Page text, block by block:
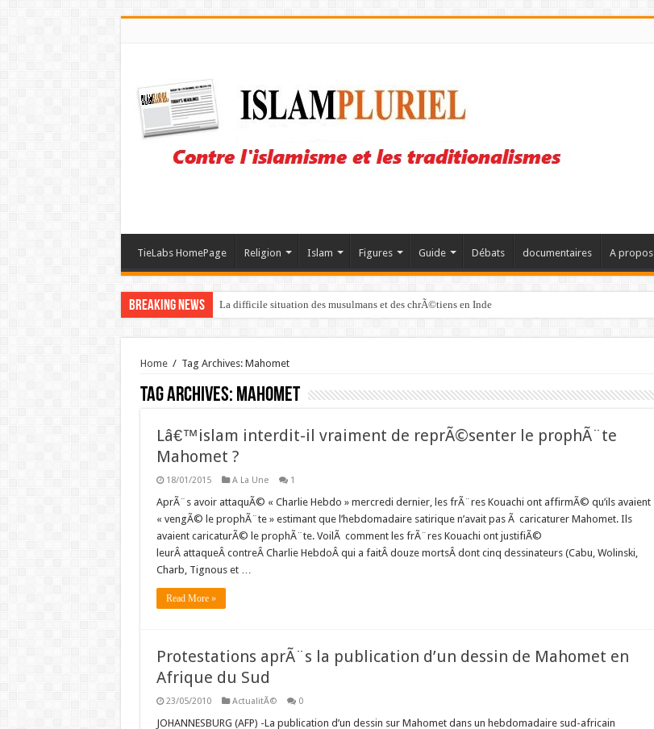
TieLabs HomePage Religion Islam Figures Guide Débats documentaires A propos
Breaking News La difficile situation des musulmans et des chrÃ©tiens en Inde
Home / Tag Archives: Mahomet
Tag Archives: Mahomet
Lâ€™islam interdit-il vraiment de reprÃ©senter le prophÃ¨te
Mahomet ?
18/01/2015 A La Une 1
AprÃ¨s avoir attaquÃ© « Charlie Hebdo » mercredi dernier, les frÃ¨res Kouachi ont affirmÃ© qu’ils avaient
« vengÃ© le prophÃ¨te » estimant que l’hebdomadaire satirique n’avait pas Ã caricaturer Mahomet. Ils
avaient caricaturÃ© le prophÃ¨te. VoilÃ comment les frÃ¨res Kouachi ont justifiÃ©
leurÂ attaqueÂ contreÂ Charlie HebdoÂ qui a faitÂ douze mortsÂ dont cinq dessinateurs (Cabu, Wolinski,
Charb, Tignous et …
Read More »
Protestations aprÃ¨s la publication d’un dessin de Mahomet en
Afrique du Sud
23/05/2010 ActualitÃ© 0
JOHANNESBURG (AFP) -La publication d’un dessin sur Mahomet dans un hebdomadaire sud-africain